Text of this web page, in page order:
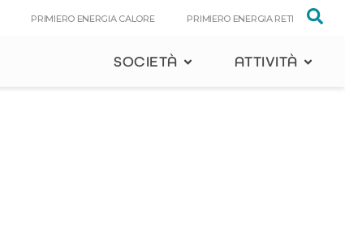
PRIMIERO ENERGIA CALORE PRIMIERO ENERGIA RETI
SOCIETÀ ATTIVITÀ